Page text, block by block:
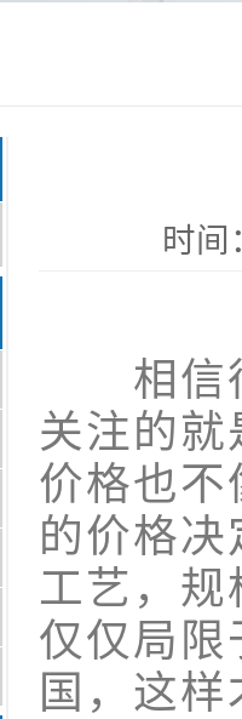
时间
相信很
关注的
价格也不
的价格
工艺，
仅仅局限
国，这